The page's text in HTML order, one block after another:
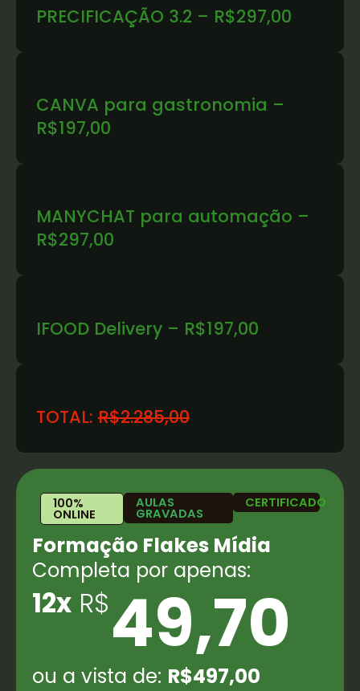
PRECIFICAÇÃO 3.2 – R$297,00
CANVA para gastronomia –
R$197,00
MANYCHAT para automação –
R$297,00
IFOOD Delivery – R$197,00
TOTAL: R$2.285,00
100%
ONLINE
AULAS
GRAVADAS
CERTIFICADO
Formação Flakes Mídia
Completa por apenas:
12x R$49,70
ou a vista de: R$497,00